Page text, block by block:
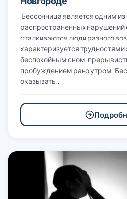
Бессонница является одним
распространенных нарушений
сталкиваются люди разного
характеризуется трудностями
беспокойным сном,
пробуждением рано утром.
оказывать…